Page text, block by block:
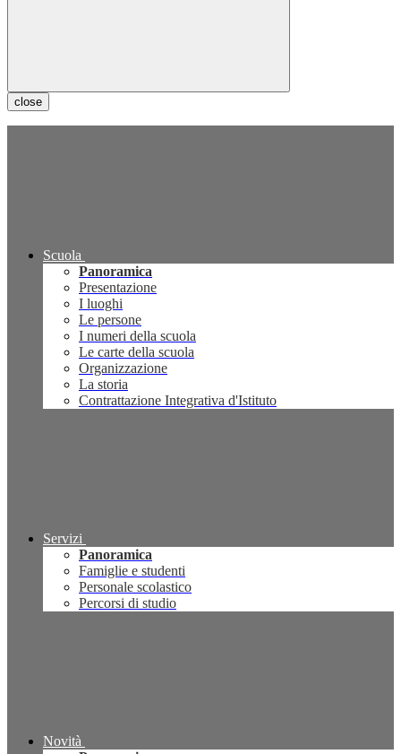
close
Scuola
Panoramica
Presentazione
I luoghi
Le persone
I numeri della scuola
Le carte della scuola
Organizzazione
La storia
Contrattazione Integrativa d'Istituto
Servizi
Panoramica
Famiglie e studenti
Personale scolastico
Percorsi di studio
Novità